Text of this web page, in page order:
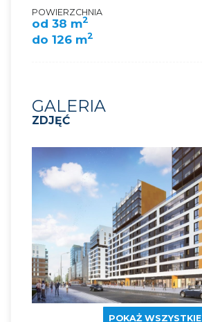
POWIERZCHNIA
od 38 m2
do 126 m2
GALERIA
ZDJĘĆ
POKAŻ WSZYSTKIE